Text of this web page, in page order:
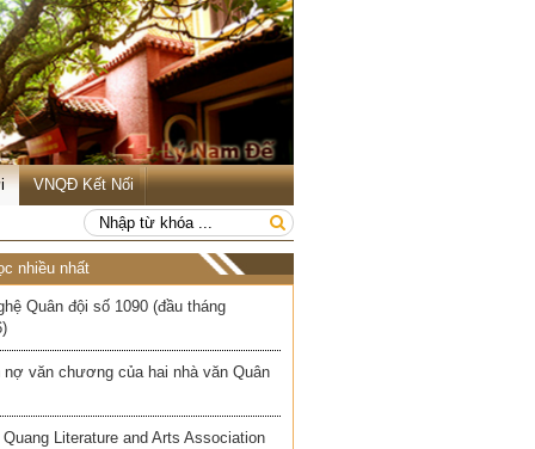
VNQĐ Kết Nối
nhiều nhất
Quân đội số 1090 (đầu tháng
nợ văn chương của hai nhà văn Quân
Literature and Arts Association